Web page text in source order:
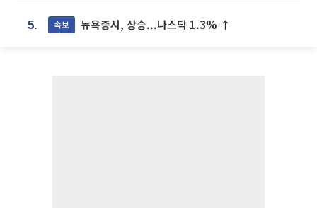
5. 속보 뉴욕증시, 상승...나스닥 1.3% ↑